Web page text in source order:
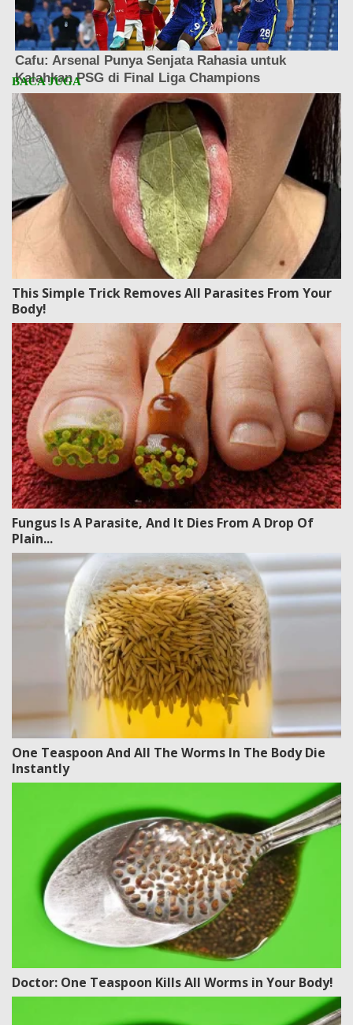
This Simple Trick Removes All Parasites From Your
Body!
Fungus Is A Parasite, And It Dies From A Drop Of
Plain...
One Teaspoon And All The Worms In The Body Die
Instantly
Doctor: One Teaspoon Kills All Worms in Your Body!